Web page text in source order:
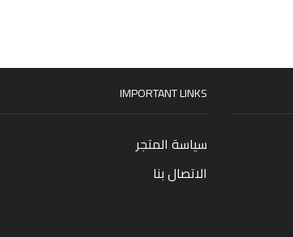
IMPORTANT LINKS
سياسة المتجر
الاتصال بنا